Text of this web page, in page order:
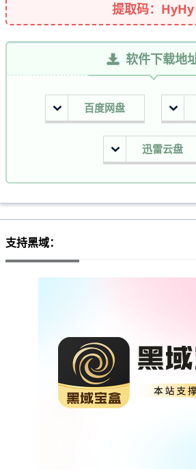
提取码：HyHy
软件下载地
百度网盘
迅雷云盘
支持黑域：